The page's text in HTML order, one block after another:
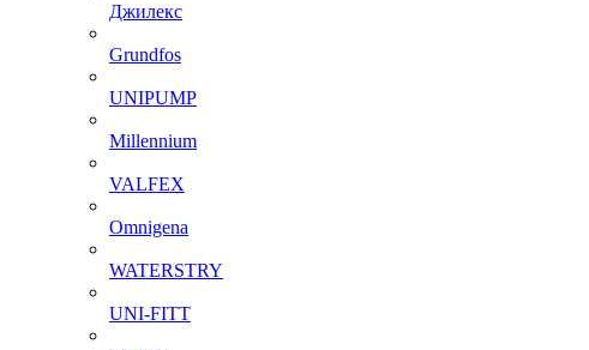
Джилекс
Grundfos
UNIPUMP
Millennium
VALFEX
Omnigena
WATERSTRY
UNI-FITT